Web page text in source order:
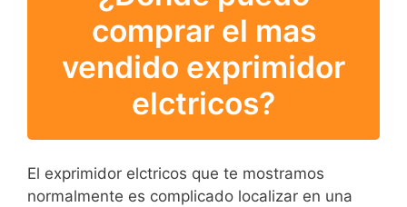
comprar el mas
vendido exprimidor
elctricos?
El exprimidor elctricos que te mostramos
normalmente es complicado localizar en una